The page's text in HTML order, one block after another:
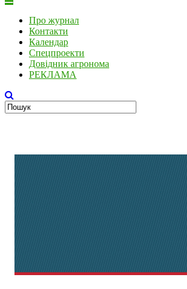
Про журнал
Контакти
Календар
Спецпроекти
Довідник агронома
РЕКЛАМА